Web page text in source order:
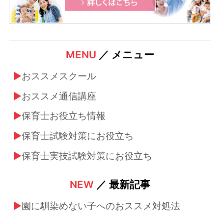
MENU ／ メニュー
おススメスクール
おススメ通信講座
保育士お役立ち情報
保育士試験対策にお役立ち
保育士実技試験対策にお役立ち
NEW ／ 最新記事
園に馴染めない子へのおススメ対処法